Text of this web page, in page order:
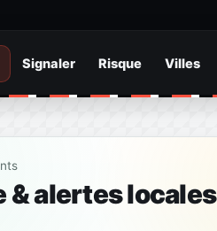
Signaler Risque Villes
alertes locales